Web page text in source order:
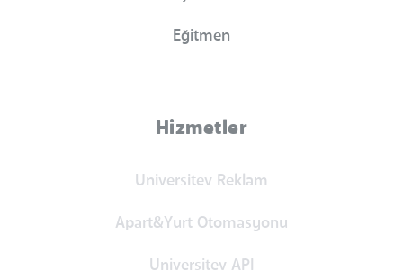
Eğitmen
Hizmetler
Universitev Reklam
Apart&Yurt Otomasyonu
Universitev API